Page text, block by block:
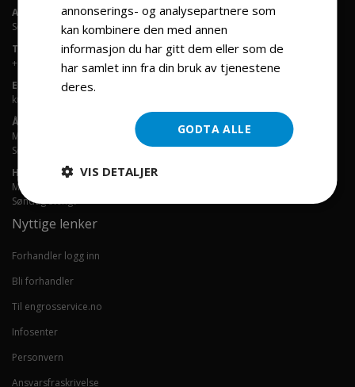
Adresse:
Solgaardskog 120 1599 Moss, Norge
Telefon:
+47-40001767
Email:
kundeservice(@)engrosservice.no
Åpningstider telefon
Man - Fre 9:00 - 18:00 Lørdag 10.00-1500
Søndag Stengt
Hentelager
Man - Fre 9:00 - 17:00 Lørdag Stengt
Søndag Stengt
Nyttige lenker
Forhandler logg inn
Bli forhandler
Til engrosservice.no
Infosenter
Personvern
Ansvarsfraskrivelse
annonserings- og analysepartnere som
kan kombinere den med annen
informasjon du har gitt dem eller som de
har samlet inn fra din bruk av tjenestene
deres.
GODTA ALLE
VIS DETALJER